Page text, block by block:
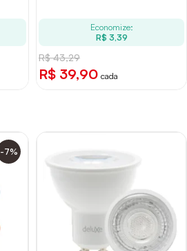
Economize:
R$ 3,39
R$ 43,29
R$ 39,90 cada
-7%